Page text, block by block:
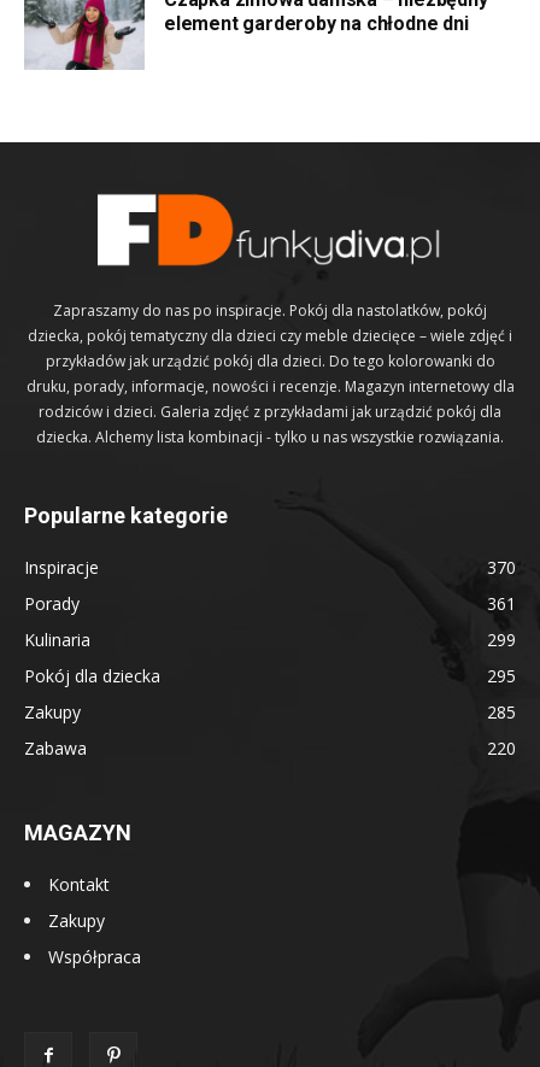
element garderoby na chłodne dni
Zapraszamy do nas po inspiracje. Pokój dla nastolatków, pokój
dziecka, pokój tematyczny dla dzieci czy meble dziecięce – wiele zdjęć i
przykładów jak urządzić pokój dla dzieci. Do tego kolorowanki do
druku, porady, informacje, nowości i recenzje. Magazyn internetowy dla
rodziców i dzieci. Galeria zdjęć z przykładami jak urządzić pokój dla
dziecka. Alchemy lista kombinacji - tylko u nas wszystkie rozwiązania.
Popularne kategorie
Inspiracje
370
Porady
361
Kulinaria
299
Pokój dla dziecka
295
Zakupy
285
Zabawa
220
MAGAZYN
Kontakt
Zakupy
Współpraca